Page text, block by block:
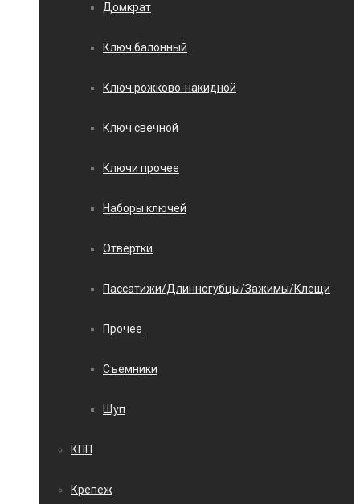
Домкрат
Ключ балонный
Ключ рожково-накидной
Ключ свечной
Ключи прочее
Наборы ключей
Отвертки
Пассатижи/Длинногубцы/Зажимы/Клещи
Прочее
Съемники
Щуп
КПП
Крепеж